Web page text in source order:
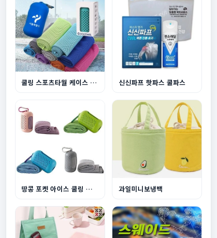
쿨링 스포츠타월 케이스 세트 등산 헬스 땀수건 신신파프 핫파스 쿨파스
땅콩 포켓 아이스 쿨링 스포츠타월 과일미니보냉백